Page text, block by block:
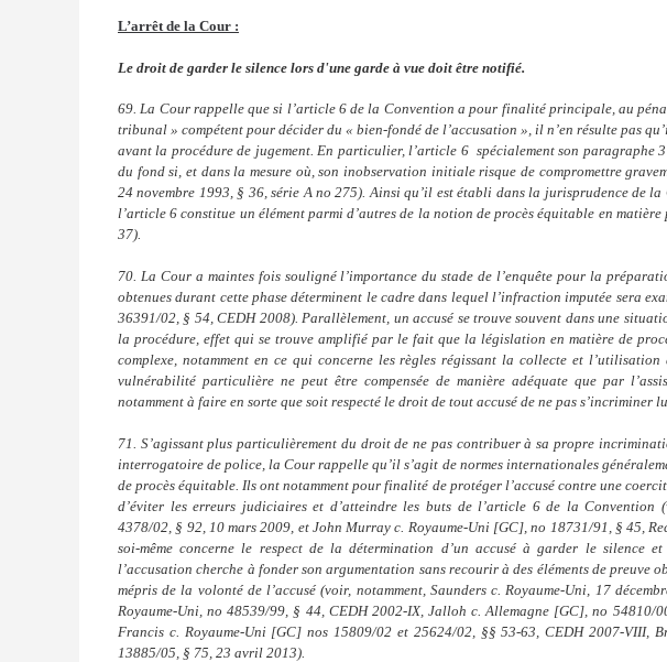
L’arrêt de la Cour :
Le droit de garder le silence lors d'une garde à vue doit être notifié.
69. La Cour rappelle que si l’article 6 de la Convention a pour finalité principale, au
tribunal » compétent pour décider du « bien-fondé de l’accusation », il n’en résulte pas
avant la procédure de jugement. En particulier, l’article 6  spécialement son paragraphe
du fond si, et dans la mesure où, son inobservation initiale risque de compromettre
24 novembre 1993, § 36, série A no 275). Ainsi qu’il est établi dans la jurisprudence de
l’article 6 constitue un élément parmi d’autres de la notion de procès équitable en
37).
70. La Cour a maintes fois souligné l’importance du stade de l’enquête pour la
obtenues durant cette phase déterminent le cadre dans lequel l’infraction imputée sera
36391/02, § 54, CEDH 2008). Parallèlement, un accusé se trouve souvent dans une
la procédure, effet qui se trouve amplifié par le fait que la législation en matière de
complexe, notamment en ce qui concerne les règles régissant la collecte et
vulnérabilité particulière ne peut être compensée de manière adéquate que par
notamment à faire en sorte que soit respecté le droit de tout accusé de ne pas s’incriminer
71. S’agissant plus particulièrement du droit de ne pas contribuer à sa propre
interrogatoire de police, la Cour rappelle qu’il s’agit de normes internationales
de procès équitable. Ils ont notamment pour finalité de protéger l’accusé contre une
d’éviter les erreurs judiciaires et d’atteindre les buts de l’article 6 de la Convention
4378/02, § 92, 10 mars 2009, et John Murray c. Royaume-Uni [GC], no 18731/91, § 45,
soi-même concerne le respect de la détermination d’un accusé à garder le silence
l’accusation cherche à fonder son argumentation sans recourir à des éléments de preuve
mépris de la volonté de l’accusé (voir, notamment, Saunders c. Royaume‑Uni, 17
Royaume-Uni, no 48539/99, § 44, CEDH 2002‑IX, Jalloh c. Allemagne [GC], no 54810/
Francis c. Royaume-Uni [GC] nos 15809/02 et 25624/02, §§ 53-63, CEDH 2007‑VIII,
13885/05, § 75, 23 avril 2013).